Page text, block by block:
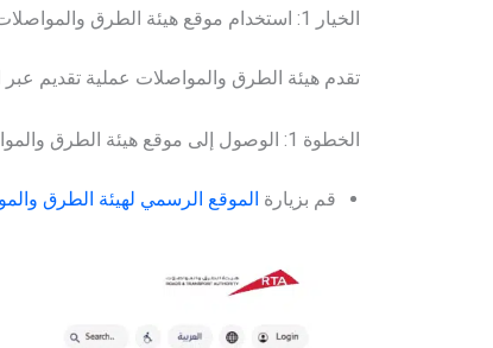
الخيار 1: استخدام موقع هيئة الطرق والمواصلات
تقدم هيئة الطرق والمواصلات عملية تقديم عبر
الخطوة 1: الوصول إلى موقع هيئة الطرق والمواصلات
قم بزيارة الموقع الرسمي لهيئة الطرق